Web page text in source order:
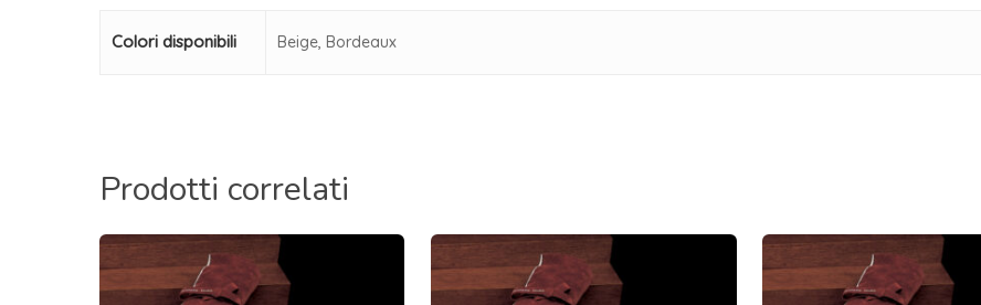
Colori disponibili Beige, Bordeaux
Prodotti correlati